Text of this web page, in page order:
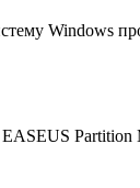
Windows
Partition